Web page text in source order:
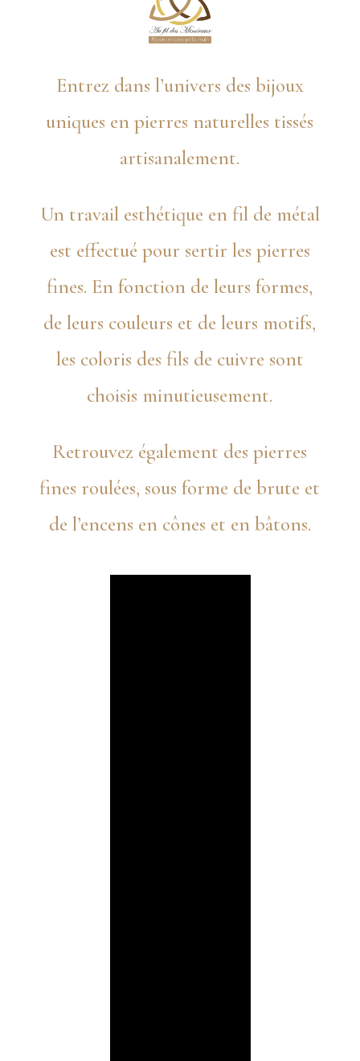
Entrez dans l’univers des bijoux
uniques en pierres naturelles tissés
artisanalement.
Un travail esthétique en fil de métal
est effectué pour sertir les pierres
fines. En fonction de leurs formes,
de leurs couleurs et de leurs motifs,
les coloris des fils de cuivre sont
choisis minutieusement.
Retrouvez également des pierres
fines roulées, sous forme de brute et
de l’encens en cônes et en bâtons.